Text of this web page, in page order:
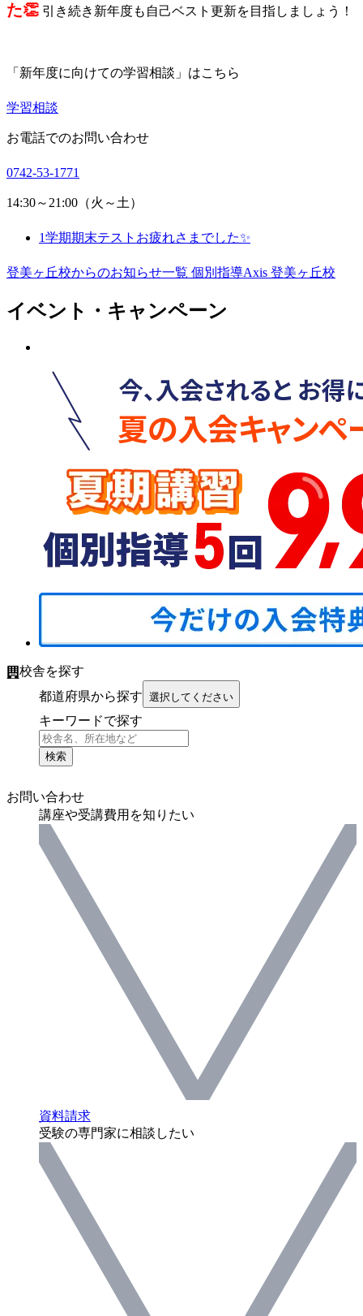
た👏 引き続き新年度も自己ベスト更新を目指しましょう！
「新年度に向けての学習相談」はこちら
学習相談
お電話でのお問い合わせ
0742-53-1771
14:30～21:00（火～土）
1学期期末テストお疲れさまでした✨
登美ヶ丘校からのお知らせ一覧 個別指導Axis 登美ヶ丘校
イベント・キャンペーン
校舎を探す
都道府県から探す 選択してください
キーワードで探す
検索
お問い合わせ
講座や受講費用を知りたい
資料請求
受験の専門家に相談したい